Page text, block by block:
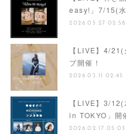
easy!」7/15(水
2026.05.27 02:58
【LIVE】4/
ブ開催！
2026.03.11 02:45
【LIVE】3/
in TOKYO」開
2026.02.17 05:03